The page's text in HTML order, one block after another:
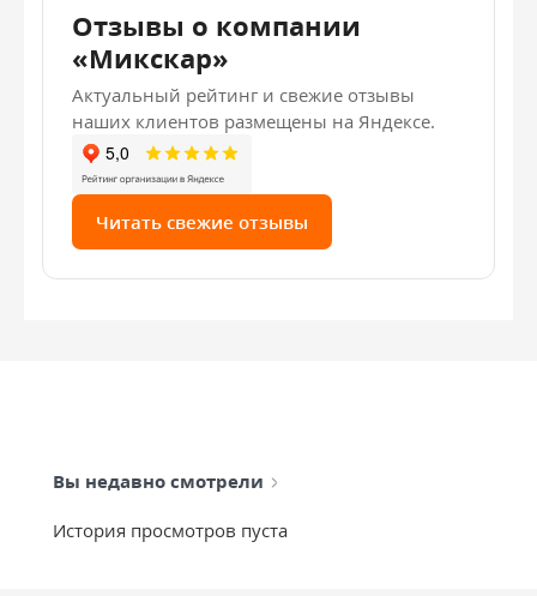
Отзывы о компании
«Микскар»
Актуальный рейтинг и свежие отзывы
наших клиентов размещены на Яндексе.
Читать свежие отзывы
Вы недавно смотрели
История просмотров пуста